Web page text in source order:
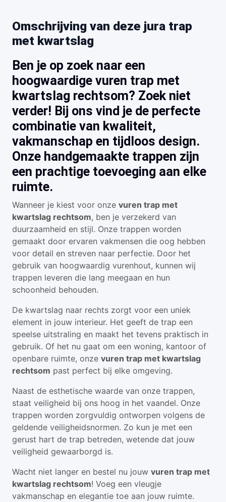
Omschrijving van deze jura trap
met kwartslag
Ben je op zoek naar een
hoogwaardige vuren trap met
kwartslag rechtsom? Zoek niet
verder! Bij ons vind je de perfecte
combinatie van kwaliteit,
vakmanschap en tijdloos design.
Onze handgemaakte trappen zijn
een prachtige toevoeging aan elke
ruimte.
Wanneer je kiest voor onze vuren trap met
kwartslag rechtsom, ben je verzekerd van
duurzaamheid en stijl. Onze trappen worden
gemaakt door ervaren vakmensen die oog hebben
voor detail en streven naar perfectie. Door het
gebruik van hoogwaardig vurenhout, kunnen wij
trappen leveren die lang meegaan en hun
schoonheid behouden.
De kwartslag naar rechts zorgt voor een uniek
element in jouw interieur. Het geeft de trap een
speelse uitstraling en maakt het tevens praktisch in
gebruik. Of het nu gaat om een woning, kantoor of
openbare ruimte, onze vuren trap met kwartslag
rechtsom past perfect bij elke omgeving.
Naast de esthetische waarde van onze trappen,
staat veiligheid bij ons hoog in het vaandel. Onze
trappen worden zorgvuldig ontworpen volgens de
geldende veiligheidsnormen. Zo kun je met een
gerust hart de trap betreden, wetende dat jouw
veiligheid gewaarborgd is.
Wacht niet langer en bestel nu jouw vuren trap met
kwartslag rechtsom! Voeg een vleugje
vakmanschap en elegantie toe aan jouw ruimte.